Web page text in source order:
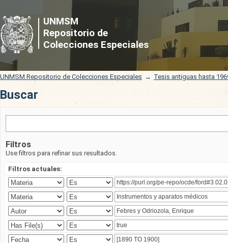
UNMSM
Repositorio de
Colecciones Especiales
Buscar
UNMSM Repositorio de Colecciones Especiales → Tesis antiguas hasta
Buscar
Filtros
Use filtros para refinar sus resultados.
Filtros actuales: